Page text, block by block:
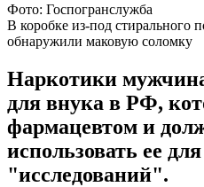
Фото: Госпогранслужба
В коробке из-под стирального
обнаружили маковую соломку
Наркотики
для внука в РФ,
фармацевтом и
использовать ее
"исследований".